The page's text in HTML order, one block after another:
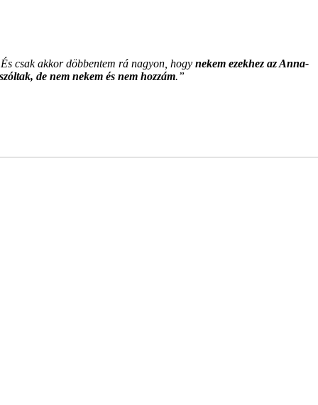
csak akkor döbbentem rá nagyon, hogy nekem ezekhez az Anna-
de nem nekem és nem hozzám.”